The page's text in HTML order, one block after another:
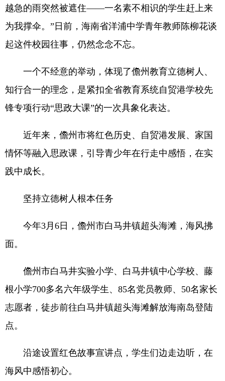
越急的雨突然被遮住——一名素不相识的学生赶上来
为我撑伞。”日前，海南省洋浦中学青年教师陈柳花谈
起这件校园往事，仍然念念不忘。
一个不经意的举动，体现了儋州教育立德树人、
知行合一的理念，是紧扣全省教育系统自贸港学校先
锋专项行动“思政大课”的一次具象化表达。
近年来，儋州市将红色历史、自贸港发展、家国
情怀等融入思政课，引导青少年在行走中感悟，在实
践中成长。
坚持立德树人根本任务
今年3月6日，儋州市白马井镇超头海滩，海风拂
面。
儋州市白马井实验小学、白马井镇中心学校、藤
根小学700多名六年级学生、85名党员教师、50名家长
志愿者，徒步前往白马井镇超头海滩解放海南岛登陆
点。
沿途设置红色故事宣讲点，学生们边走边听，在
海风中感悟初心。